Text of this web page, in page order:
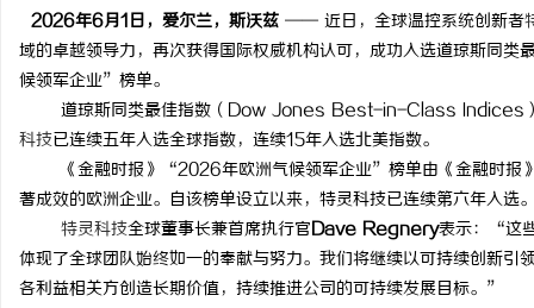
2026年6月1日，爱尔兰，斯沃兹 —— 近日，全球温控系统创新者
域的卓越领导力，再次获得国际权威机构认可，成功入选道琼斯同
候领军企业”榜单。
道琼斯同类最佳指数（Dow Jones Best-in-Class Indices）是
科技已连续五年入选全球指数，连续15年入选北美指数。
《金融时报》“2026年欧洲气候领军企业”榜单由《金融时报》
著成效的欧洲企业。自该榜单设立以来，特灵科技已连续第六年入选
特灵科技全球董事长兼首席执行官Dave Regnery表示：“这
体现了全球团队始终如一的奉献与努力。我们将继续以可持续创新
各利益相关方创造长期价值，持续推进公司的可持续发展目标。”